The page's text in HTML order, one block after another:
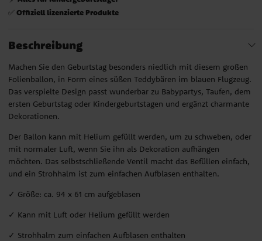
✅ Offiziell lizenzierte Produkte
Beschreibung
Machen Sie den Geburtstag besonders niedlich mit diesem großen
Folienballon, in Form eines süßen Teddybären im blauen Flugzeug.
Das verspielte Design passt wunderbar zu Babypartys, Taufen, dem
ersten Geburtstag oder Kindergeburtstagen und ergänzt charmante
Dekorationen.
Der Ballon kann mit Helium gefüllt werden, um zu schweben, oder
mit normaler Luft, wenn Sie ihn als Dekoration aufhängen
möchten. Das selbstschließende Ventil macht das Befüllen einfach,
und ein Strohhalm ist zum einfachen Aufblasen enthalten.
✓ Größe: ca. 94 x 61 cm aufgeblasen
✓ Kann mit Luft oder Helium gefüllt werden
✓ Strohhalm zum einfachen Aufblasen enthalten